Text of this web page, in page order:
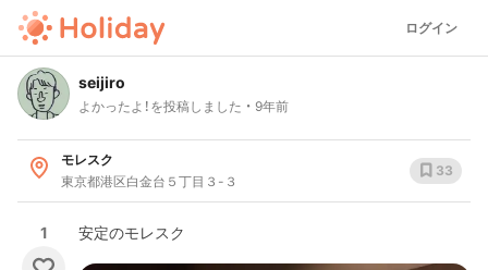
ログイン
seijiro
よかったよ！を投稿しました 9年前
モレスク
東京都港区白金台５丁目３-３
33
1 安定のモレスク